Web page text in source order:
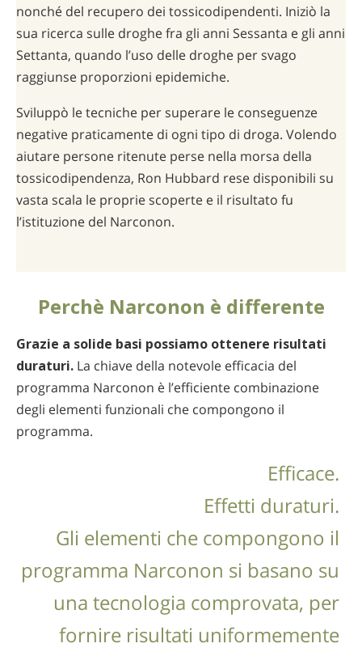
nonché del recupero dei tossicodipendenti. Iniziò la
sua ricerca sulle droghe fra gli anni Sessanta e gli anni
Settanta, quando l’uso delle droghe per svago
raggiunse proporzioni epidemiche.
Sviluppò le tecniche per superare le conseguenze
negative praticamente di ogni tipo di droga. Volendo
aiutare persone ritenute perse nella morsa della
tossicodipendenza, Ron Hubbard rese disponibili su
vasta scala le proprie scoperte e il risultato fu
l’istituzione del Narconon.
Perchè Narconon è differente
Grazie a solide basi possiamo ottenere risultati
duraturi. La chiave della notevole efficacia del
programma Narconon è l’efficiente combinazione
degli elementi funzionali che compongono il
programma.
Efficace.
Effetti duraturi.
Gli elementi che compongono il
programma Narconon si basano su
una tecnologia comprovata, per
fornire risultati uniformemente